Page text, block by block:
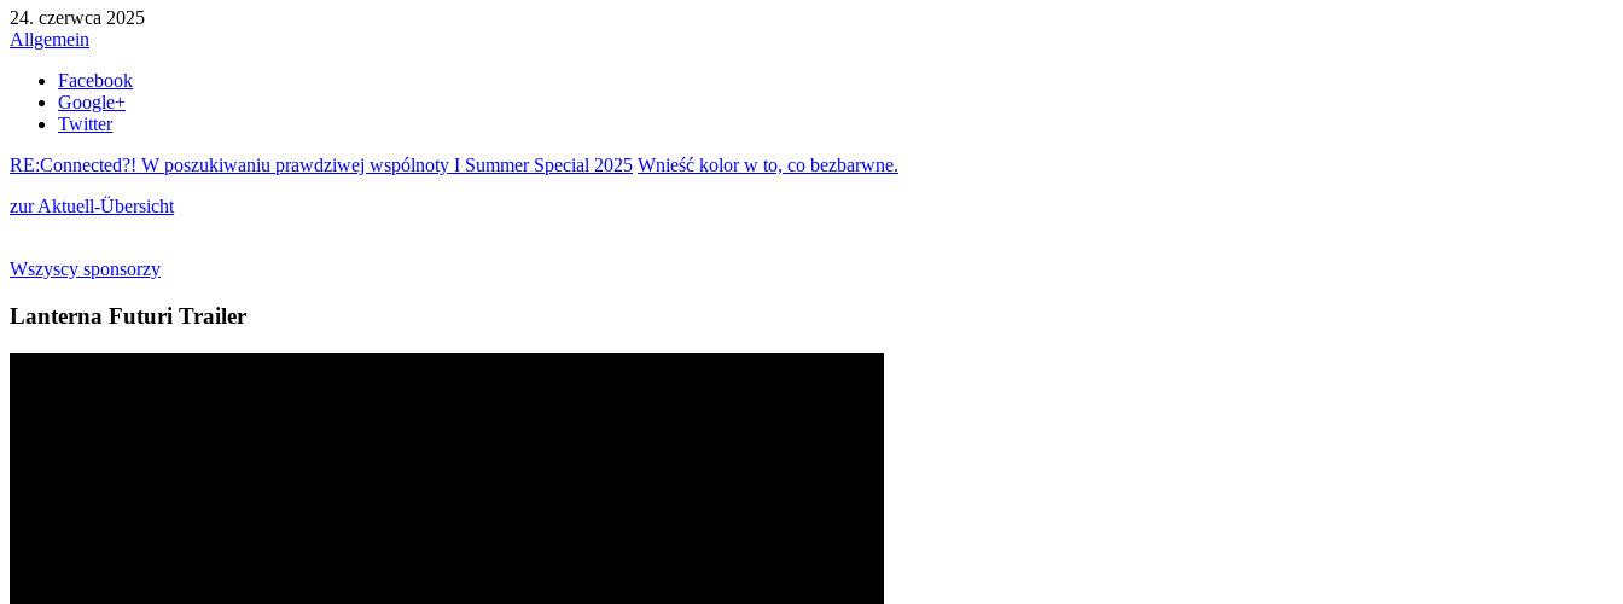
24. czerwca 2025
Allgemein
Facebook
Google+
Twitter
RE:Connected?! W poszukiwaniu prawdziwej wspólnoty I Summer Special 2025 Wnieść kolor w to, co bezbarwne.
zur Aktuell-Übersicht
Wszyscy sponsorzy
Lanterna Futuri Trailer